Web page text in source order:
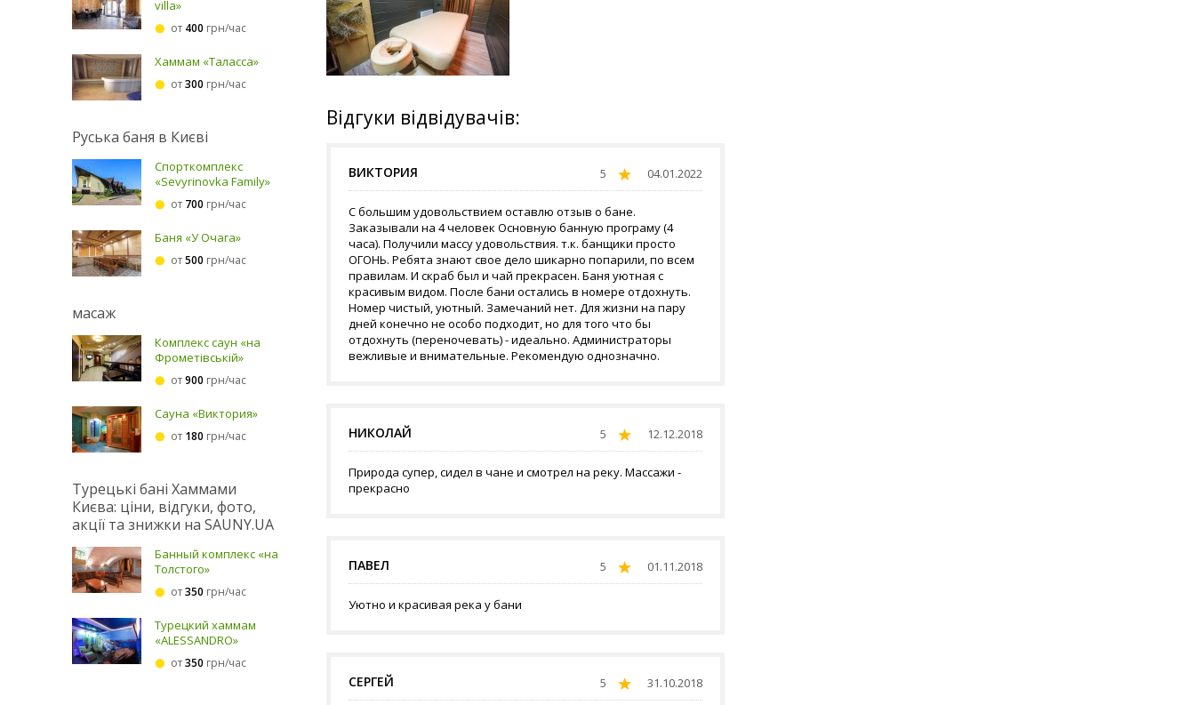
Відгуки відвідувачів:
ВИКТОРИЯ 5 04.01.2022
С большим удовольствием оставлю отзыв о бане.
Заказывали на 4 человек Основную банную програму (4
часа). Получили массу удовольствия. т.к. банщики просто
ОГОНЬ. Ребята знают свое дело шикарно попарили, по всем
правилам. И скраб был и чай прекрасен. Баня уютная с
красивым видом. После бани остались в номере отдохнуть.
Номер чистый, уютный. Замечаний нет. Для жизни на пару
дней конечно не особо подходит, но для того что бы
отдохнуть (переночевать) - идеально. Администраторы
вежливые и внимательные. Рекомендую однозначно.
НИКОЛАЙ 5 12.12.2018
Природа супер, сидел в чане и смотрел на реку. Массажи -
прекрасно
ПАВЕЛ 5 01.11.2018
Уютно и красивая река у бани
СЕРГЕЙ 5 31.10.2018
villa»
от 400 грн/час
Хаммам «Таласса»
от300 грн/час
Руська баня в Києві
Спорткомплекс
«Sevyrinovka Family»
от 700 грн/час
Баня «У Очага»
от500 грн/час
масаж
Комплекс саун «на
Фрометівській»
от900 грн/час
Сауна «Виктория»
от 180 грн/час
Турецькі бані Хаммами
Києва: ціни, відгуки, фото,
акції та знижки на SAUNY.UA
Банный комплекс «на
Толстого»
от350 грн/час
Турецкий хаммам
«ALESSANDRO»
от350 грн/час